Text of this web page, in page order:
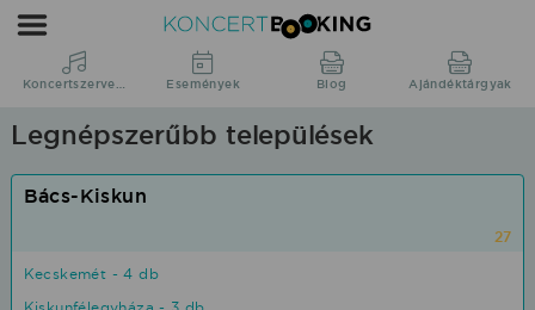
Koncertbooking
Koncertszervezés
Koncertek
bontásban.
Koncertszervezés Események Blog Ajándéktárgyak
Legnépszerűbb települések
Bács-Kiskun
27
Kecskemét - 4 db